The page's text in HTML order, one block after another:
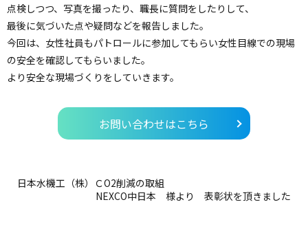
点検しつつ、写真を撮ったり、職長に質問をしたりして、
最後に気づいた点や疑問などを報告しました。
今回は、女性社員もパトロールに参加してもらい女性目線での現場
の安全を確認してもらいました。
より安全な現場づくりをしていきます。
お問い合わせはこちら
日本水機工（株）ＣO2削減の取組
NEXCO中日本 様より 表彰状を頂きました